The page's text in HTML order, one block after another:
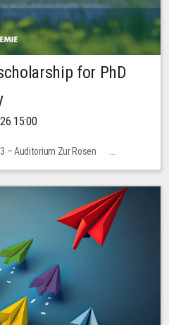
for PhD
15:00
– Auditorium Zur Rosen